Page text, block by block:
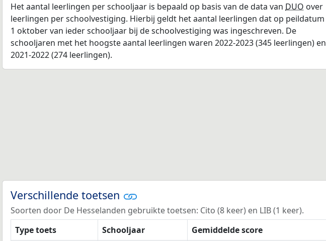
Het aantal leerlingen per schooljaar is bepaald op basis van de data van DUO over
leerlingen per schoolvestiging. Hierbij geldt het aantal leerlingen dat op peildatum
1 oktober van ieder schooljaar bij de schoolvestiging was ingeschreven. De
schooljaren met het hoogste aantal leerlingen waren 2022-2023 (345 leerlingen) en
2021-2022 (274 leerlingen).
Verschillende toetsen
Soorten door De Hesselanden gebruikte toetsen: Cito (8 keer) en LIB (1 keer).
Type toets
Schooljaar
Gemiddelde score